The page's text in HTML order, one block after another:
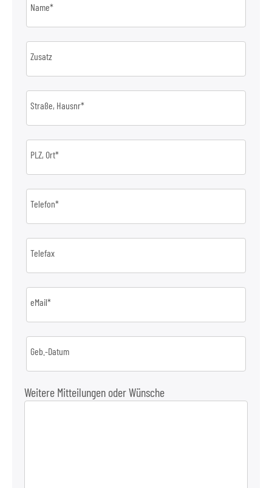
Name*
Zusatz
Straße, Hausnr*
PLZ, Ort*
Telefon*
Telefax
eMail*
Geb.-Datum
Weitere Mitteilungen oder Wünsche